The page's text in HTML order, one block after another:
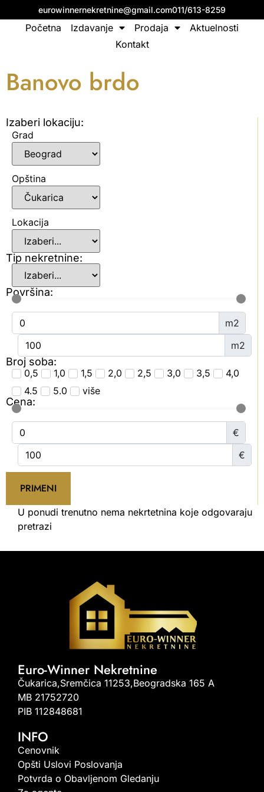
eurowinnernekretnine@gmail.com011/613-8259
Početna Izdavanje Prodaja
Aktuelnosti
Kontakt
Banovo brdo
Izaberi lokaciju:
Grad
Opština
Lokacija
Tip nekretnine:
Površina:
m2
m2
Broj soba:
0,5 1,0 1,5 2,0 2,5 3,0 3,5
4,0
4.5
5.0 više
Cena:
€
€
PRIMENI
U ponudi trenutno nema nekrtetnina koje odgovaraju
pretrazi
Euro-Winner Nekretnine
Čukarica,Sremčica 11253,Beogradska 165 A
MB 21752720
PIB 112848681
INFO
Cenovnik
Opšti Uslovi Poslovanja
Potvrda o Obavljenom Gledanju